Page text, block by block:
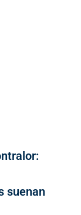
suenan